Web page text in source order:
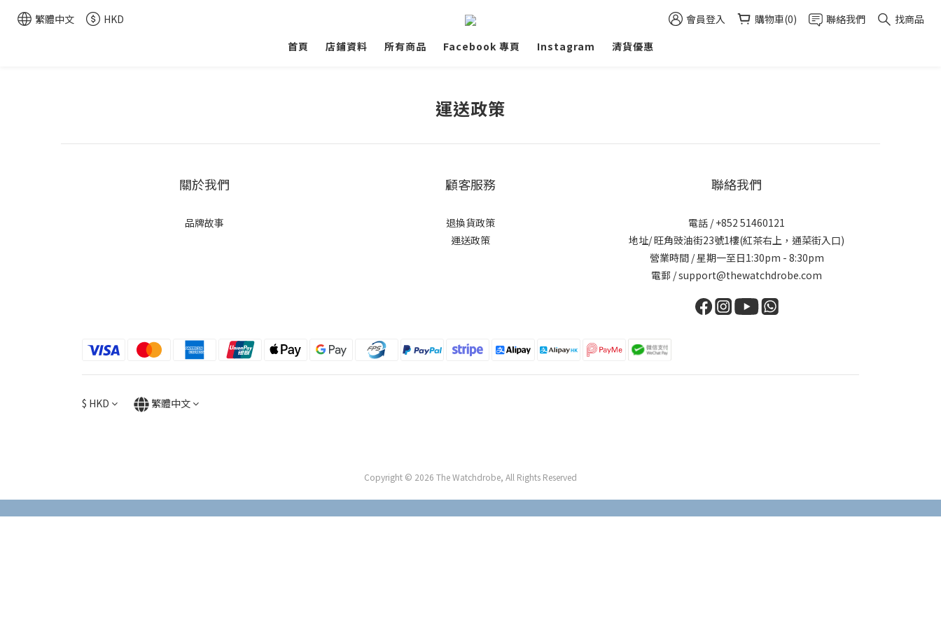
繁體中文 HKD 會員登入 購物車(0) 聯絡我們
找商品
首頁
店鋪資料 所有商品 Facebook 專頁 Instagram 清貨優惠
運送政策
關於我們
品牌故事
顧客服務
退換貨政策
運送政策
聯絡我們
電話 / +852 51460121
地址/ 旺角豉油街23號1樓(紅茶右上，通菜街入口)
營業時間 / 星期一至日1:30pm - 8:30pm
電郵 / support@thewatchdrobe.com
$ HKD 繁體中文
Copyright © 2026 The Watchdrobe, All Rights Reserved